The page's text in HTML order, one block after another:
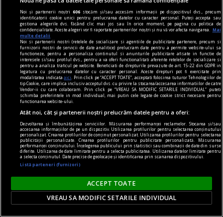
audio și n-am cuvinte
Tobe + chitare = love
Nu știi neapărat ce vrea să fie acest prolog, dar
exact fiindcă e un prolog mergi mai departe
Paul BREAZU
Noi și partenerii noștri606 stocăm și/sau accesăm informații pe dispozitivul dvs., precum
identificatorii cookie unici pentru prelucrarea datelor cu caracter personal. Puteți accepta sau
gestiona alegerile dvs. făcând clic mai jos sau în orice moment, pe pagina cu politica de
confidențialitate. Aceste alegeri vor fi raportate partenerilor noștri și nu vă vor afecta navigarea.
Mai
multe detalii
Noi si partenerii nostri (retelele de socializare si agentiile de publicitate partenere, precum si
furnizorii nostri de servicii de date analitice) prelucram date pentru a permite website-ului sa
functioneze, pentru a personaliza continutul si anunturile publicitare afisate in functie de
interesele si/sau profilul dvs., pentru a va oferi functionalitati aferente retelelor de socializare si
pentru a analiza traficul pe website. Beneficiati de drepturile prevazute de art. 15-22 din GDPR in
legatura cu prelucrarea datelor cu caracter personal. Aceste drepturi pot fi exercitate prin
modalitatea indicataaici
. Prin click pe “ACCEPT TOATE”, acceptati folosirea tuturor Tehnologiilor de
tip Cookie, care implica inclusiv acceptul dvs. cu privire la stocarea/accesarea informatiilor de catre
Vendor-ii cu care colaboram. Prin click pe “VREAU SA MODIFIC SETARILE INDIVIDUAL” puteti
schimba preferintele in mod individual, mai putin cele legate de cookie strict necesare pentru
functionarea website-ului.
Atât noi, cât și partenerii noștri prelucrăm datele pentru a oferi:
Dezvoltarea și îmbunătățirea serviciilor. Măsurarea performanței reclamelor. Stocarea și/sau
accesarea informațiilor de pe un dispozitiv. Utilizarea profilurilor pentru selectarea conținutului
personalizat. Crearea profilurilor de conținut personalizat. Utilizarea profilurilor pentru selectarea
publicității personalizate. Crearea profilurilor pentru publicitate personalizată. Măsurarea
performanței conținutului. Înțelegerea publicului prin statistici sau combinații de date din surse
diferite. Utilizarea de date limitate pentru a selecta publicitatea. Utilizarea datelor limitate pentru
a selecta conținutul. Date precise de geolocație și identificarea prin scanarea dispozitivului.
Listă parteneri (furnizori)
ACCEPT TOATE
VREAU SA MODIFIC SETARILE INDIVIDUAL